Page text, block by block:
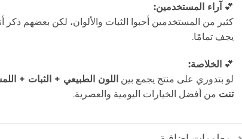
💕 آراء المستخدمين:
كثير من المستخدمين أحبوا الثبات والألوان، لكن بعضهم
يجف تمامًا.
💕 الخلاصة:
لو بتدوري على منتج يجمع بين اللون الطبيعي + الثبات +
تنت من أفضل الخيارات اليومية والعصرية.